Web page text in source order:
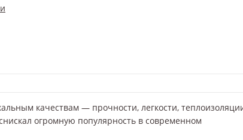
качествам — прочности, легкости,
огромную популярность в современном